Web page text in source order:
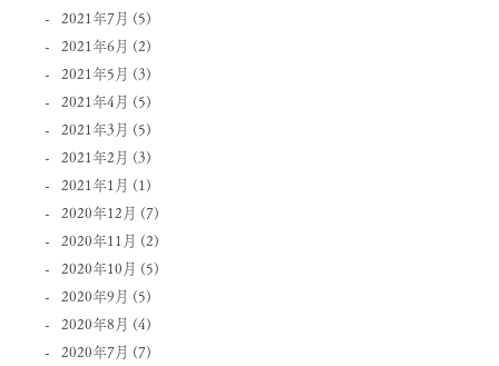
2021年7月 (5)
2021年6月 (2)
2021年5月 (3)
2021年4月 (5)
2021年3月 (5)
2021年2月 (3)
2021年1月 (1)
2020年12月 (7)
2020年11月 (2)
2020年10月 (5)
2020年9月 (5)
2020年8月 (4)
2020年7月 (7)